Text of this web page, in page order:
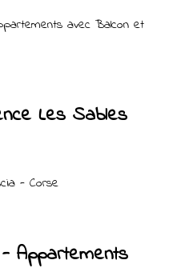
avec Balcon et
Les Sables
- Corse
Appartements